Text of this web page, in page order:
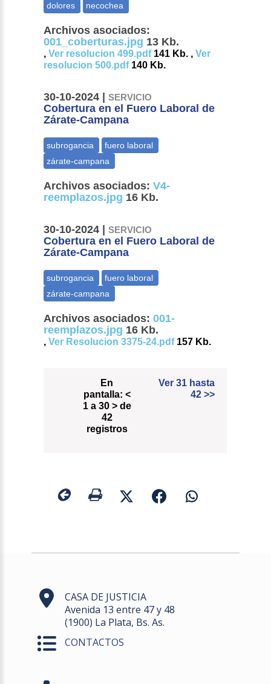
Archivos asociados:
001_coberturas.jpg 13 Kb.
,Ver resolucion 499.pdf141 Kb. ,Ver
resolucion 500.pdf140 Kb.
30-10-2024 |SERVICIO
Cobertura en el Fuero Laboral de
Zárate-Campana
Archivos asociados: V4-
reemplazos.jpg 16 Kb.
30-10-2024 |SERVICIO
Cobertura en el Fuero Laboral de
Zárate-Campana
Archivos asociados: 001-
reemplazos.jpg 16 Kb.
,Ver Resolucion 3375-24.pdf157 Kb.
En
pantalla: <
1 a 30 > de
42
registros
Ver 31 hasta
42 >>
CASA DE JUSTICIA
Avenida 13 entre 47 y 48
(1900) La Plata, Bs. As.
CONTACTOS